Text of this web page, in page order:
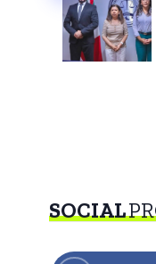
SOCIAL